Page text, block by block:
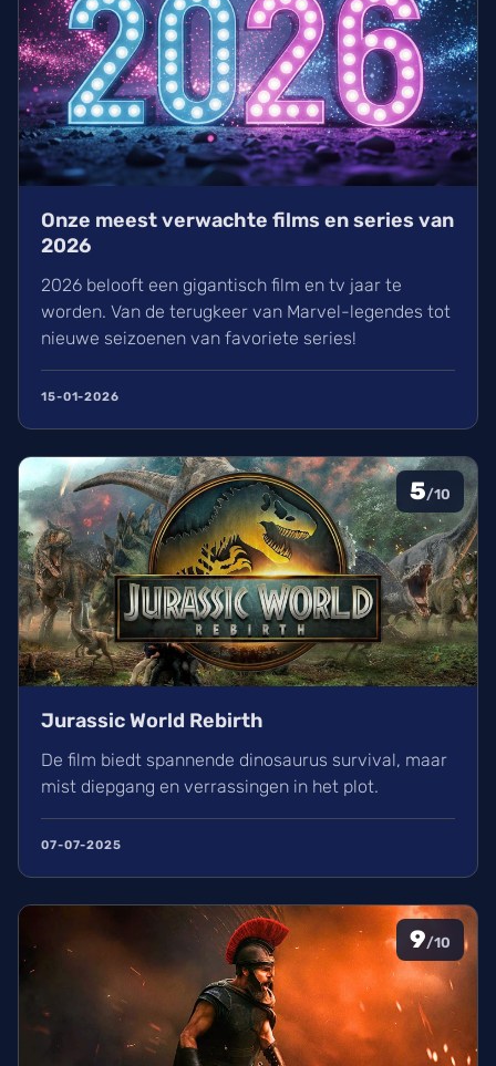
Onze meest verwachte films en series van
2026
2026 belooft een gigantisch film en tv jaar te
worden. Van de terugkeer van Marvel-legendes tot
nieuwe seizoenen van favoriete series!
15-01-2026
5/10
Jurassic World Rebirth
De film biedt spannende dinosaurus survival, maar
mist diepgang en verrassingen in het plot.
07-07-2025
9/10